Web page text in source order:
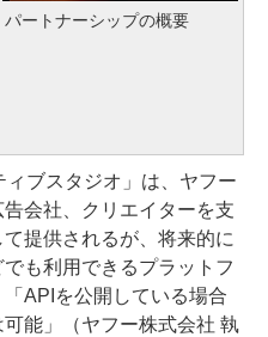
パートナーシップの概要
ブスタジオ」は、ヤフー
会社、クリエイターを支
提供されるが、将来的に
も利用できるプラットフ
APIを公開している場合
能」（ヤフー株式会社 執